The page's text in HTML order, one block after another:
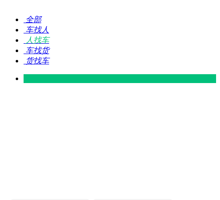
全部
车找人
人找车
车找货
货找车